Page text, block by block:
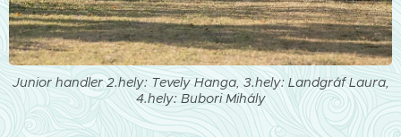
Junior handler 2.hely: Tevely Hanga, 3.hely: Landgráf Laura,
4.hely: Bubori Mihály